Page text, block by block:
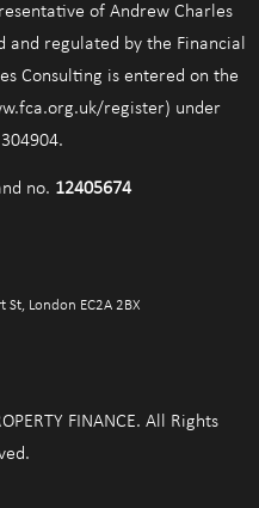
of Andrew Charles
and regulated by the Financial
Consulting is entered on the
register) under
no. 12405674
St, London EC2A 2BX
FINANCE. All Rights